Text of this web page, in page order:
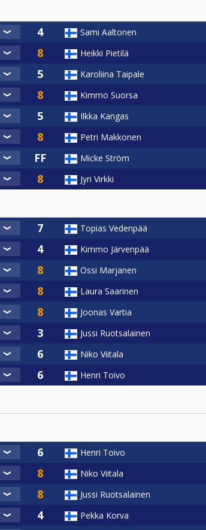
Sami Aaltonen
Heikki Pietilä
Karoliina Taipale
Kimmo Suorsa
Ilkka Kangas
Petri Makkonen
Micke Ström
Jyri Virkki
Topias Vedenpää
Kimmo Järvenpää
Ossi Marjanen
Laura Saarinen
Joonas Vartia
Jussi Ruotsalainen
Niko Viitala
Henri Toivo
Henri Toivo
Niko Viitala
Jussi Ruotsalainen
Pekka Korva